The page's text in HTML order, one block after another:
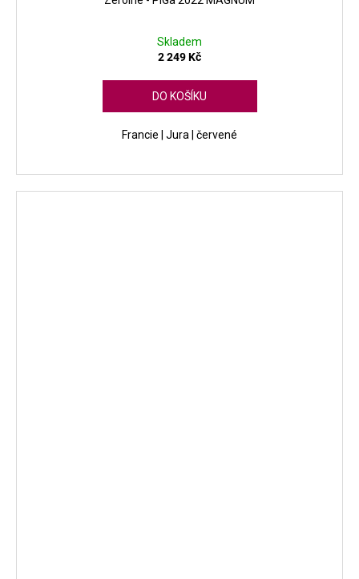
Skladem
2 249 Kč
DO KOŠÍKU
Francie | Jura | červené